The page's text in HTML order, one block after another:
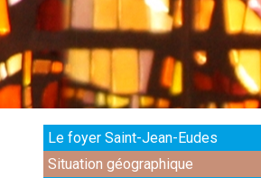
Le foyer Saint-Jean-Eudes
Situation géographique